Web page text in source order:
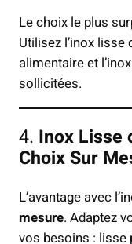
Le choix le plus
Utilisez l’inox
alimentaire et
sollicitées.
4. Inox Lisse
Choix Sur
L’avantage avec
mesure. Adaptez
vos besoins : lisse